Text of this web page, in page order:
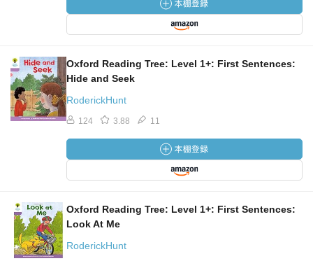
Oxford Reading Tree: Level 1+: First Sentences:
Hide and Seek
RoderickHunt
124 3.88 11
Oxford Reading Tree: Level 1+: First Sentences:
Look At Me
RoderickHunt